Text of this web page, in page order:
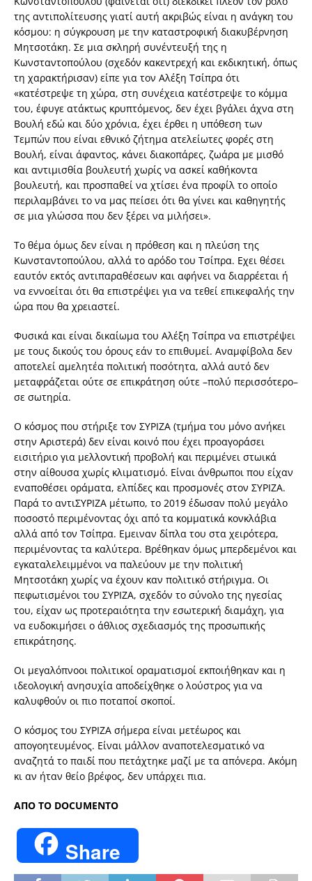
της αντιπολίτευσης γιατί αυτή ακριβώς είναι η ανάγκη του
κόσµου: η σύγκρουση µε την καταστροφική διακυβέρνηση
Μητσοτάκη. Σε µια σκληρή συνέντευξή της η
Κωνσταντοπούλου (σχεδόν κακεντρεχή και εκδικητική, όπως
τη χαρακτήρισαν) είπε για τον Αλέξη Τσίπρα ότι
«κατέστρεψε τη χώρα, στη συνέχεια κατέστρεψε το κόµµα
του, έφυγε ατάκτως κρυπτόµενος, δεν έχει βγάλει άχνα στη
Βουλή εδώ και δύο χρόνια, έχει έρθει η υπόθεση των
Τεµπών που είναι εθνικό ζήτηµα ατελείωτες φορές στη
Βουλή, είναι άφαντος, κάνει διακοπάρες, ζωάρα µε µισθό
και αντιµισθία βουλευτή χωρίς να ασκεί καθήκοντα
βουλευτή, και προσπαθεί να χτίσει ένα προφίλ το οποίο
περιλαµβάνει το να µας πείσει ότι θα γίνει και καθηγητής
σε µια γλώσσα που δεν ξέρει να µιλήσει».
Το θέµα όµως δεν είναι η πρόθεση και η πλεύση της
Κωνσταντοπούλου, αλλά το αρόδο του Τσίπρα. Εχει θέσει
εαυτόν εκτός αντιπαραθέσεων και αφήνει να διαρρέεται ή
να εννοείται ότι θα επιστρέψει για να τεθεί επικεφαλής την
ώρα που θα χρειαστεί.
Φυσικά και είναι δικαίωµα του Αλέξη Τσίπρα να επιστρέψει
µε τους δικούς του όρους εάν το επιθυµεί. Αναµφίβολα δεν
αποτελεί αµελητέα πολιτική ποσότητα, αλλά αυτό δεν
µεταφράζεται ούτε σε επικράτηση ούτε –πολύ περισσότερο–
σε σωτηρία.
Ο κόσµος που στήριξε τον ΣΥΡΙΖΑ (τµήµα του µόνο ανήκει
στην Αριστερά) δεν είναι κοινό που έχει προαγοράσει
εισιτήριο για µελλοντική προβολή και περιµένει στωικά
στην αίθουσα χωρίς κλιµατισµό. Είναι άνθρωποι που είχαν
εναποθέσει οράµατα, ελπίδες και προσµονές στον ΣΥΡΙΖΑ.
Παρά το αντιΣΥΡΙΖΑ µέτωπο, το 2019 έδωσαν πολύ µεγάλο
ποσοστό περιµένοντας όχι από τα κοµµατικά κονκλάβια
αλλά από τον Τσίπρα. Εµειναν δίπλα του στα χειρότερα,
περιµένοντας τα καλύτερα. Βρέθηκαν όµως µπερδεµένοι και
εγκαταλελειµµένοι να παλεύουν µε την πολιτική
Μητσοτάκη χωρίς να έχουν καν πολιτικό στήριγµα. Οι
πεφωτισµένοι του ΣΥΡΙΖΑ, σχεδόν το σύνολο της ηγεσίας
του, είχαν ως προτεραιότητα την εσωτερική διαµάχη, για
να ευδοκιµήσει ο άθλιος σχεδιασµός της προσωπικής
επικράτησης.
Οι µεγαλόπνοοι πολιτικοί οραµατισµοί εκποιήθηκαν και η
ιδεολογική ανησυχία αποδείχθηκε ο λούστρος για να
καλυφθούν οι πιο ποταποί σκοποί.
Ο κόσµος του ΣΥΡΙΖΑ σήµερα είναι µετέωρος και
απογοητευµένος. Είναι µάλλον αναποτελεσµατικό να
αναζητά το παιδί που πετάχτηκε µαζί µε τα απόνερα. Ακόµη
κι αν ήταν θείο βρέφος, δεν υπάρχει πια.
AΠΟ ΤΟ DOCUMENTO
Share